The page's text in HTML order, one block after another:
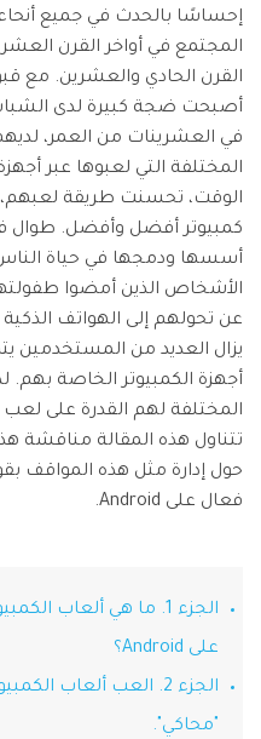
الإبداع الرقمي
الفيديوهات
مركز الإبداع
منتجات المخططات والرسومات
قوالب واجهة المستخدم وتجربة
دمج ملفات PDF
محول PDF
قوالب PDF
نقل بيانات الجوال.
Repairit
استعادة الفيديوهات التالفة.
مشاهدة جميع المنتجات
استكشف
منتجات إدارة البيانات
إصلاح الفيديوهات
نقل WhatsApp
تحديث iOS
تسجيل الدخول
Screen Unlock
إزالة أنواع مختلفة من شاشات القفل
iOS
Android
Data Recovery
استعادة بيانات الهاتف المحذوفة أو
نقل بيانات WhatsApp ونسخها احتياطيًا واستعادتها
iOS & Android
System Repair
Android
Data Eraser
حذف البيانات نهائيًا وحماية الخصوصية
نقل بيانات الهاتف من جهاز إلى آخر
مزيد من الحلول
إحساسًا بالحدث في جميع أنحاء
المجتمع في أواخر القرن
القرن الحادي والعشرين. مع
أصبحت ضجة كبيرة لدى
في العشرينات من العمر،
المختلفة التي لعبوها عبر
الوقت، تحسنت طريقة لعبهم،
كمبيوتر أفضل وأفضل. طوال
أسسها ودمجها في حياة الناس
الأشخاص الذين أمضوا
عن تحولهم إلى الهواتف
يزال العديد من المستخدمين
أجهزة الكمبيوتر الخاصة بهم.
تتناول هذه المقالة مناقشة
حول إدارة مثل هذه المواقف
فعال على Android.
الجزء 1. ما هي ألعاب
على Android؟
"محاكي".